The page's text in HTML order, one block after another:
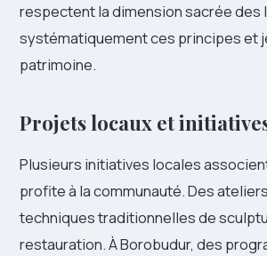
respectent la dimension sacrée des
systématiquement ces principes et
patrimoine.
Projets locaux et
Plusieurs initiatives locales
profite à la communauté. Des
techniques traditionnelles de
restauration. À Borobudur, des